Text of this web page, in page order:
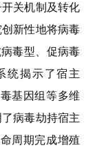
关机制及转化
新性地将病毒
毒型、促病毒
统揭示了宿主
基因组等多维
病毒劫持宿主
周期完成增殖